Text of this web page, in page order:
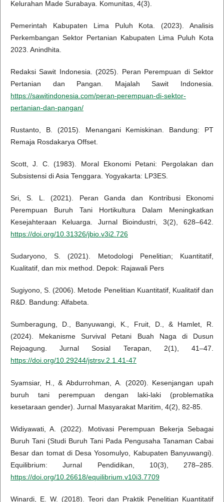
Kelurahan Made Surabaya. Komunitas, 4(3).
Pemerintah Kabupaten Lima Puluh Kota. (2023). Analisis
Perkembangan Sektor Pertanian Kabupaten Lima Puluh Kota
2023. Anindhita.
Redaksi Sawit Indonesia. (2025). Peran Perempuan di Sektor
Pertanian dan Pangan. Majalah Sawit Indonesia.
https://sawitindonesia.com/peran-perempuan-di-sektor-
pertanian-dan-pangan/
Rustanto, B. (2015). Menangani Kemiskinan. Bandung: PT
Remaja Rosdakarya Offset.
Scott, J. C. (1983). Moral Ekonomi Petani: Pergolakan dan
Subsistensi di Asia Tenggara. Yogyakarta: LP3ES.
Sri, S. L. (2021). Peran Ganda dan Kontribusi Ekonomi
Perempuan Buruh Tani Hortikultura Dalam Meningkatkan
Kesejahteraan Keluarga. Jurnal Bioindustri, 3(2), 628–642.
https://doi.org/10.31326/jbio.v3i2.726
Sudaryono, S. (2021). Metodologi Penelitian; Kuantitatif,
Kualitatif, dan mix method. Depok: Rajawali Pers
Sugiyono, S. (2006). Metode Penelitian Kuantitatif, Kualitatif dan
R&D. Bandung: Alfabeta.
Sumberagung, D., Banyuwangi, K., Fruit, D., & Hamlet, R.
(2024). Mekanisme Survival Petani Buah Naga di Dusun
Rejoagung. Jurnal Sosial Terapan, 2(1), 41–47.
https://doi.org/10.29244/jstrsv.2.1.41-47
Syamsiar, H., & Abdurrohman, A. (2020). Kesenjangan upah
buruh tani perempuan dengan laki-laki (problematika
kesetaraan gender). Jurnal Masyarakat Maritim, 4(2), 82-85.
Widiyawati, A. (2022). Motivasi Perempuan Bekerja Sebagai
Buruh Tani (Studi Buruh Tani Pada Pengusaha Tanaman Cabai
Besar dan tomat di Desa Yosomulyo, Kabupaten Banyuwangi).
Equilibrium: Jurnal Pendidikan, 10(3), 278–285.
https://doi.org/10.26618/equilibrium.v10i3.7709
Winardi, E. W. (2018). Teori dan Praktik Penelitian Kuantitatif